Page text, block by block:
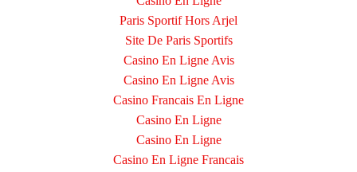
Paris Sportif Hors Arjel
Site De Paris Sportifs
Casino En Ligne Avis
Casino En Ligne Avis
Casino Francais En Ligne
Casino En Ligne
Casino En Ligne
Casino En Ligne Francais